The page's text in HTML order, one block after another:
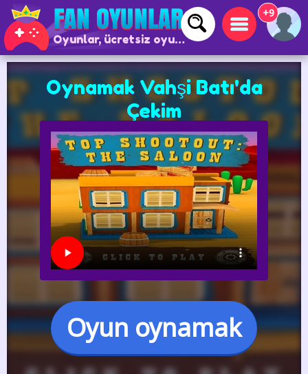
Oyunlar, ücretsiz oyunlar ve çevrimiçi oyunlar
+9
Oynamak Vahşi Batı'da
Çekim
Oyun oynamak